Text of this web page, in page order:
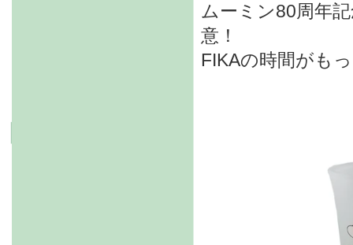
ムーミン80周年
意！
FIKAの時間がも